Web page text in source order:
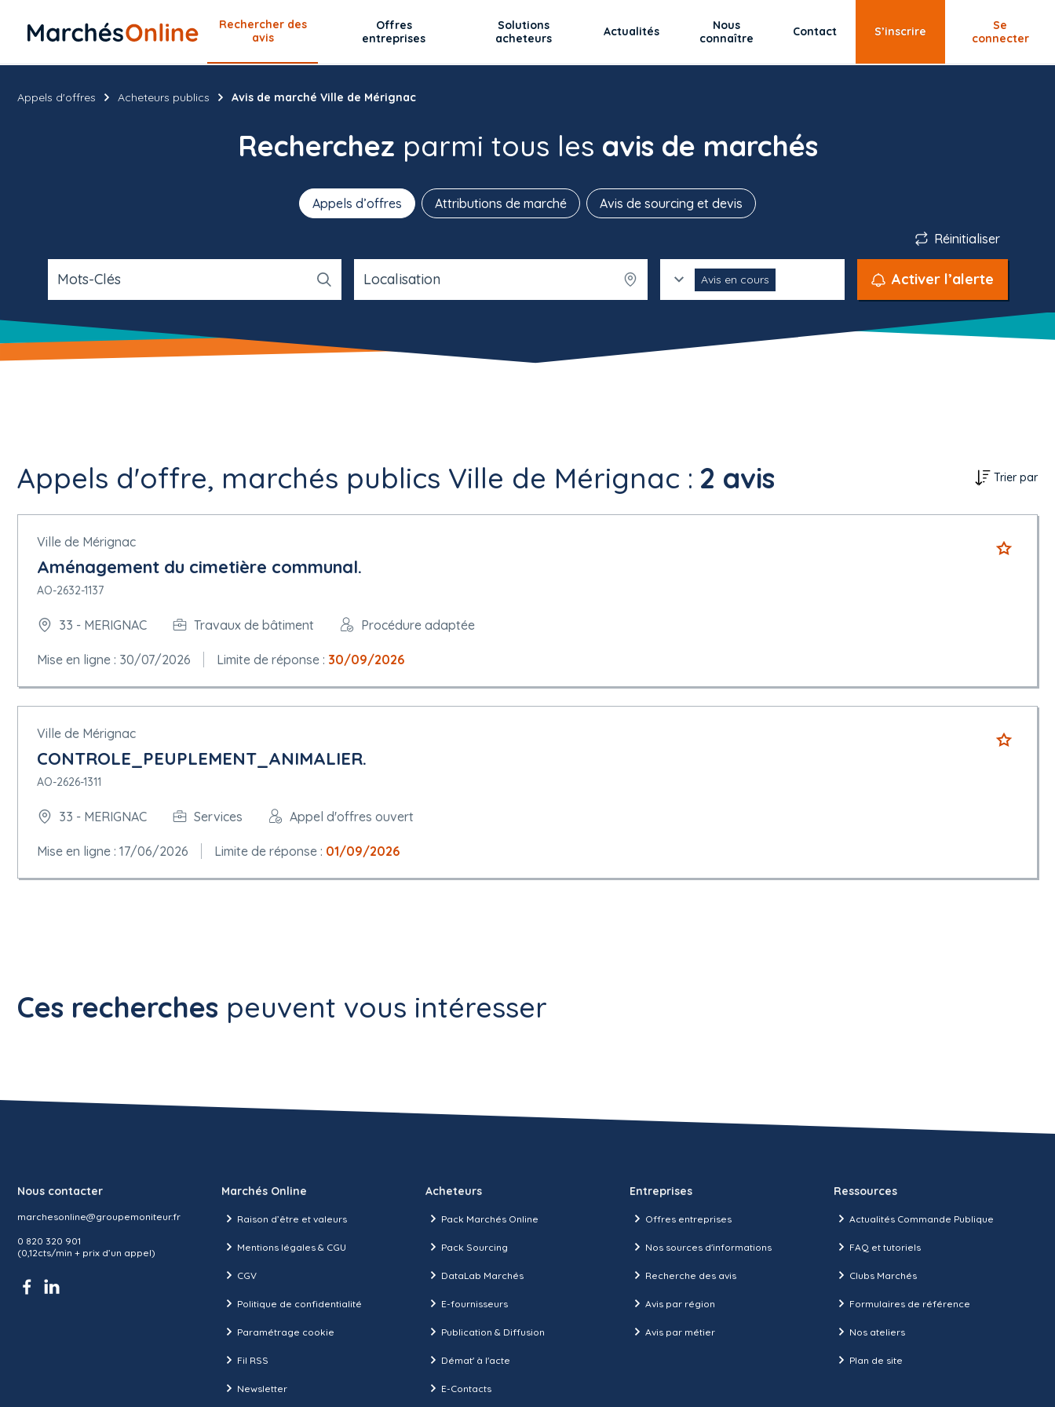
Rechercher des
avis
Offres
entreprises
Solutions
acheteurs
Actualités
Nous
connaître
Contact S’inscrire
Se
connecter
Recherchez parmi tous les avis de marchés
Appels d’offres Attributions de marché Avis de sourcing et devis
Réinitialiser
Mots-Clés Localisation Avis en cours Activer l’alerte
Appels d'offres Acheteurs publics Avis de marché Ville de Mérignac
Appels d'offre, marchés publics Ville de Mérignac : 2 avis Trier par
Ville de Mérignac
Aménagement du cimetière communal.
AO-2632-1137
33 - MERIGNAC Travaux de bâtiment Procédure adaptée
Mise en ligne : 30/07/2026 Limite de réponse : 30/09/2026
Ville de Mérignac
CONTROLE_PEUPLEMENT_ANIMALIER.
AO-2626-1311
33 - MERIGNAC Services Appel d'offres ouvert
Mise en ligne : 17/06/2026 Limite de réponse : 01/09/2026
Ces recherches peuvent vous intéresser
Nous contacter
marchesonline@groupemoniteur.fr
0 820 320 901
(0,12cts/min + prix d’un appel)
Marchés Online
Raison d’être et valeurs
Mentions légales & CGU
CGV
Politique de confidentialité
Paramétrage cookie
Fil RSS
Newsletter
Acheteurs
Pack Marchés Online
Pack Sourcing
DataLab Marchés
E-fournisseurs
Publication & Diffusion
Démat' à l'acte
E-Contacts
Entreprises
Offres entreprises
Nos sources d'informations
Recherche des avis
Avis par région
Avis par métier
Ressources
Actualités Commande Publique
FAQ et tutoriels
Clubs Marchés
Formulaires de référence
Nos ateliers
Plan de site